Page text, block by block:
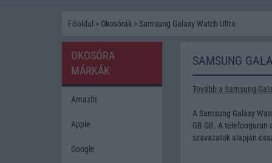
Főoldal > Okosórák > Samsung Galaxy Watch Ultra
SAMSUNG
Tovább a Samsung
A Samsung Galaxy
GB GB. A
szavazatok alapján
OKOSÓRA
MÁRKÁK
Amazfit
Apple
Google